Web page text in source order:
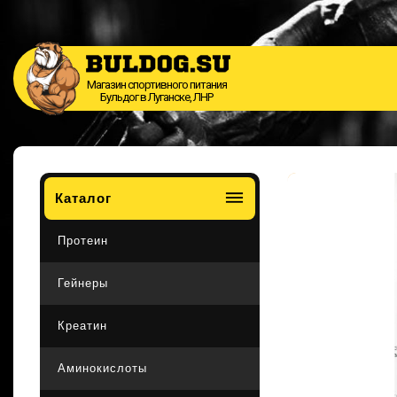
Магазин спортивного питания
Бульдог в Луганске, ЛНР
dehaze
Каталог
Протеин
Гейнеры
Креатин
Аминокислоты